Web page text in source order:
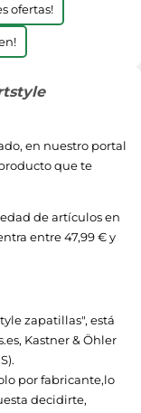
ofertas!
en nuestro portal
que te
de artículos en
entre 47,99 € y
zapatillas", está
, Kastner & Öhler
.
por fabricante,lo
decidirte,